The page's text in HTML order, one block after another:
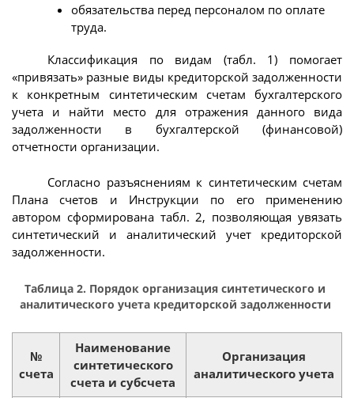
обязательства перед персоналом по оплате
труда.
Классификация по видам (табл. 1) помогает
«привязать» разные виды кредиторской задолженности
к конкретным синтетическим счетам бухгалтерского
учета и найти место для отражения данного вида
задолженности в бухгалтерской (финансовой)
отчетности организации.
Согласно разъяснениям к синтетическим счетам
Плана счетов и Инструкции по его применению
автором сформирована табл. 2, позволяющая увязать
синтетический и аналитический учет кредиторской
задолженности.
Таблица 2. Порядок организация синтетического и
аналитического учета кредиторской задолженности
№
счета
Наименование
синтетического
счета и субсчета
Организация
аналитического учета